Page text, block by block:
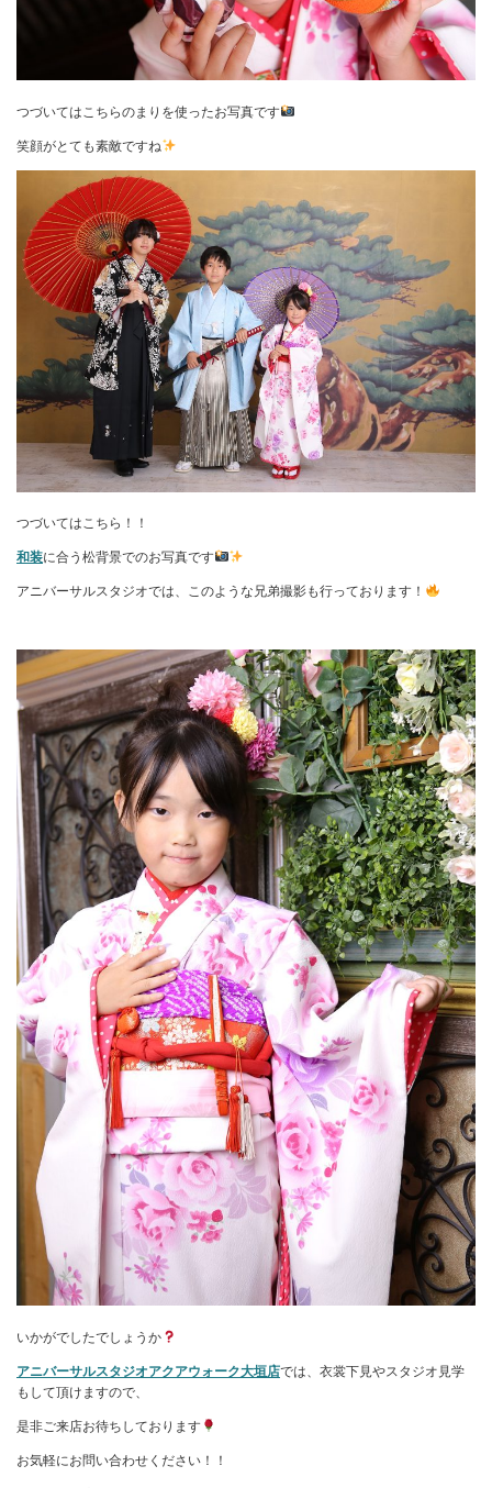
つづいてはこちらのまりを使ったお写真です
笑顔がとても素敵ですね
つづいてはこちら！！
和装に合う松背景でのお写真です
アニバーサルスタジオでは、このような兄弟撮影も行っております！
いかがでしたでしょうか
アニバーサルスタジオアクアウォーク大垣店では、衣裳下見やスタジオ見学
もして頂けますので、
是非ご来店お待ちしております
お気軽にお問い合わせください！！